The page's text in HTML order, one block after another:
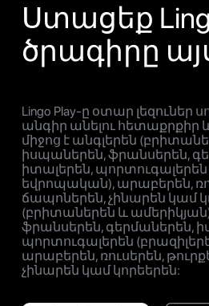
Ստացեք
ծրագիրը
Lingo Play-ը օտար լեզուներ
անգիր անելու հետաքրքիր
միջոց է անգլերեն
իսպաներեն, ֆրանսերեն,
իտալերեն, պորտուգալերեն
եվրոպական), արաբերեն,
ճապոներեն, չինարեն կամ
(բրիտաներեն և
ֆրանսերեն, գերմաներեն,
պորտուգալերեն
արաբերեն, ռուսերեն,
չինարեն կամ կորեերեն: